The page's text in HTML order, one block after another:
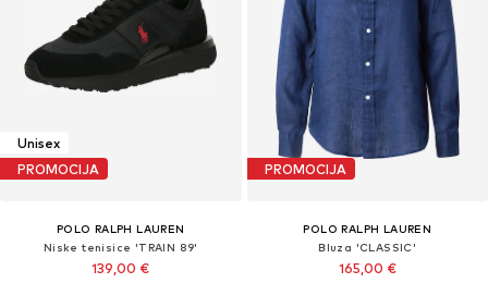
Unisex
PROMOCIJA
POLO RALPH LAUREN
Niske tenisice 'TRAIN 89'
139,00 €
PROMOCIJA
POLO RALPH LAUREN
Bluza 'CLASSIC'
165,00 €